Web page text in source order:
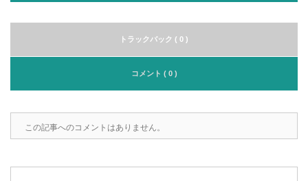
トラックバック ( 0 )
コメント ( 0 )
この記事へのコメントはありません。